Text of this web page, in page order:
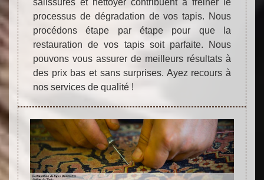
salissures et nettoyer contribuent à freiner le
processus de dégradation de vos tapis. Nous
procédons étape par étape pour que la
restauration de vos tapis soit parfaite. Nous
pouvons vous assurer de meilleurs résultats à
des prix bas et sans surprises. Ayez recours à
nos services de qualité !